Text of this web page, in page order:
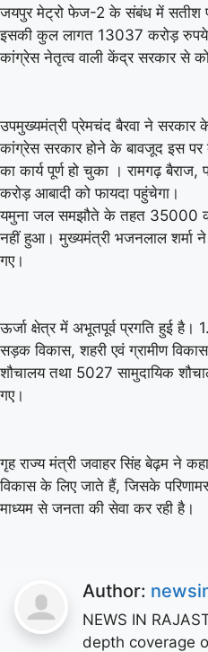
जयपुर मेट्रो फेज-2 के संबंध में सतीश
इसकी कुल लागत 13037 करोड़ रुपये
कांग्रेस नेतृत्व वाली केंद्र सरकार से
उपमुख्यमंत्री प्रेमचंद बैरवा ने
कांग्रेस सरकार होने के बावजूद इस पर
का कार्य पूर्ण हो चुका । रामगढ़
करोड़ आबादी को फायदा पहुंचेगा।
यमुना जल समझौते के तहत 35000
नहीं हुआ। मुख्यमंत्री भजनलाल शर्मा
गए।
ऊर्जा क्षेत्र में अभूतपूर्व प्रगति हुई
सड़क विकास, शहरी एवं ग्रामीण
शौचालय तथा 5027 सामुदायिक
गए।
गृह राज्य मंत्री जवाहर सिंह बेढ़म ने
विकास के लिए जाते हैं, जिसके
माध्यम से जनता की सेवा कर रही है।
Author:
NEWS IN
depth coverage